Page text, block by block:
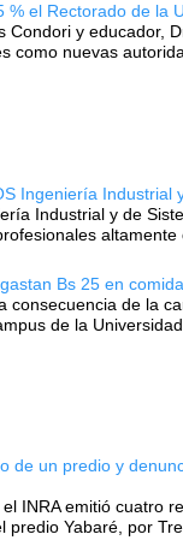
% el Rectorado de la
Condori y educador,
como nuevas
Ingeniería Industrial
Industrial y de
altamente
Bs 25 en comida
consecuencia de la
de la
de un predio y
INRA emitió cuatro
predio Yabaré, por